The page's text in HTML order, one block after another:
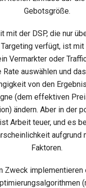
Gebotsgröße.
mit der DSP, die nur
verfügt, ist
Vermarkter oder
auswählen und
von den
(dem effektiven
ändern. Aber in der
Arbeit teuer, und es
aufgrund
Faktoren.
Zweck implementieren